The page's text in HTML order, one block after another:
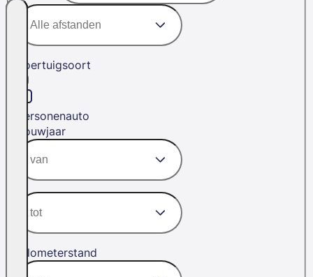
Voertuigsoort
Personenauto
Bouwjaar
Kilometerstand